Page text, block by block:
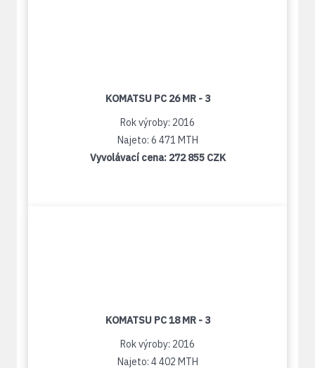
KOMATSU PC 26 MR - 3
Rok výroby: 2016
Najeto: 6 471 MTH
Vyvolávací cena: 272 855 CZK
KOMATSU PC 18 MR - 3
Rok výroby: 2016
Najeto: 4 402 MTH